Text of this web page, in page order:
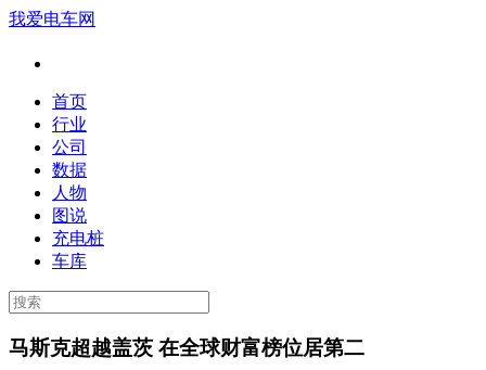
我爱电车网
首页
行业
公司
数据
人物
图说
充电桩
车库
马斯克超越盖茨 在全球财富榜位居第二